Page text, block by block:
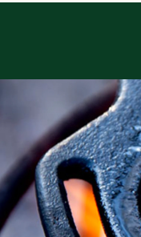
et godt
der nok
af de
Den
kalder
Andet